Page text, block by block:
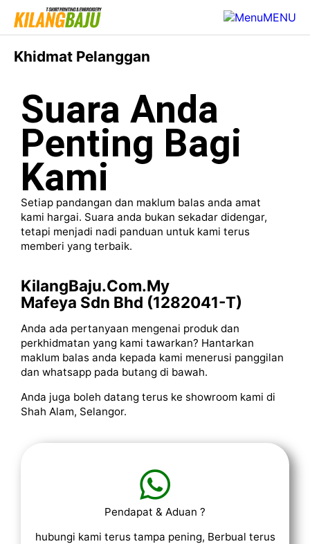
MENU
Khidmat Pelanggan
Suara Anda
Penting Bagi
Kami
Setiap pandangan dan maklum balas anda amat
kami hargai. Suara anda bukan sekadar didengar,
tetapi menjadi nadi panduan untuk kami terus
memberi yang terbaik.
KilangBaju.com.my
Mafeya Sdn Bhd (1282041-T)
Anda ada pertanyaan mengenai produk dan
perkhidmatan yang kami tawarkan? Hantarkan
maklum balas anda kepada kami menerusi panggilan
dan whatsapp pada butang di bawah.
Anda juga boleh datang terus ke showroom kami di
Shah Alam, Selangor.
Pendapat & Aduan ?
hubungi kami terus tampa pening, Berbual terus